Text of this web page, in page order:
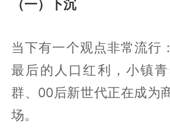
（一）下沉
当下有一个观点非常流行
最后的人口红利，小镇
群、00后新世代正在成为
场。